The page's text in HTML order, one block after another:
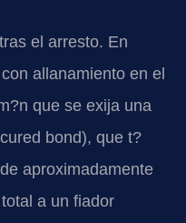
el arresto. En
allanamiento en el
que se exija una
bond), que t?
aproximadamente
a un fiador